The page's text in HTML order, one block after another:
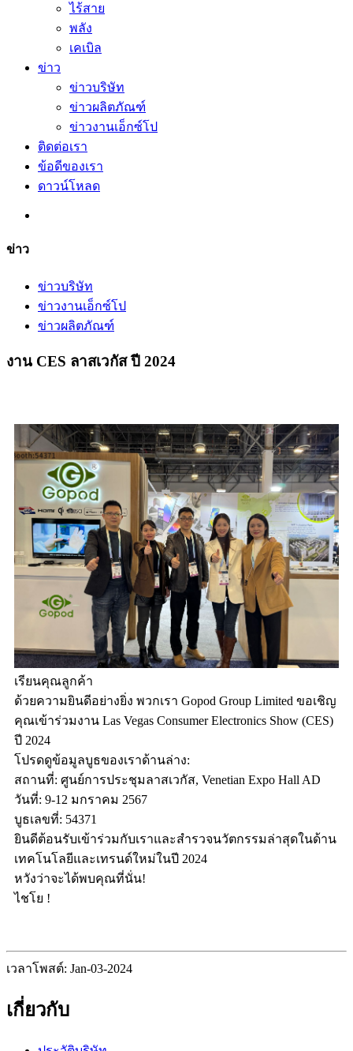
ไร้สาย
พลัง
เคเบิล
ข่าว
ข่าวบริษัท
ข่าวผลิตภัณฑ์
ข่าวงานเอ็กซ์โป
ติดต่อเรา
ข้อดีของเรา
ดาวน์โหลด
ข่าว
ข่าวบริษัท
ข่าวงานเอ็กซ์โป
ข่าวผลิตภัณฑ์
งาน CES ลาสเวกัส ปี 2024
เรียนคุณลูกค้า
ด้วยความยินดีอย่างยิ่ง พวกเรา Gopod Group Limited ขอเชิญ
คุณเข้าร่วมงาน Las Vegas Consumer Electronics Show (CES)
ปี 2024
โปรดดูข้อมูลบูธของเราด้านล่าง:
สถานที่: ศูนย์การประชุมลาสเวกัส, Venetian Expo Hall AD
วันที่: 9-12 มกราคม 2567
บูธเลขที่: 54371
ยินดีต้อนรับเข้าร่วมกับเราและสำรวจนวัตกรรมล่าสุดในด้าน
เทคโนโลยีและเทรนด์ใหม่ในปี 2024
หวังว่าจะได้พบคุณที่นั่น!
ไชโย !
เวลาโพสต์: Jan-03-2024
เกี่ยวกับ